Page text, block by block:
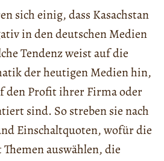
sich einig, dass Kasachstan
in den deutschen Medien
Tendenz weist auf die
der heutigen Medien hin,
den Profit ihrer Firma oder
sind. So streben sie nach
Einschaltquoten, wofür die
auswählen, die